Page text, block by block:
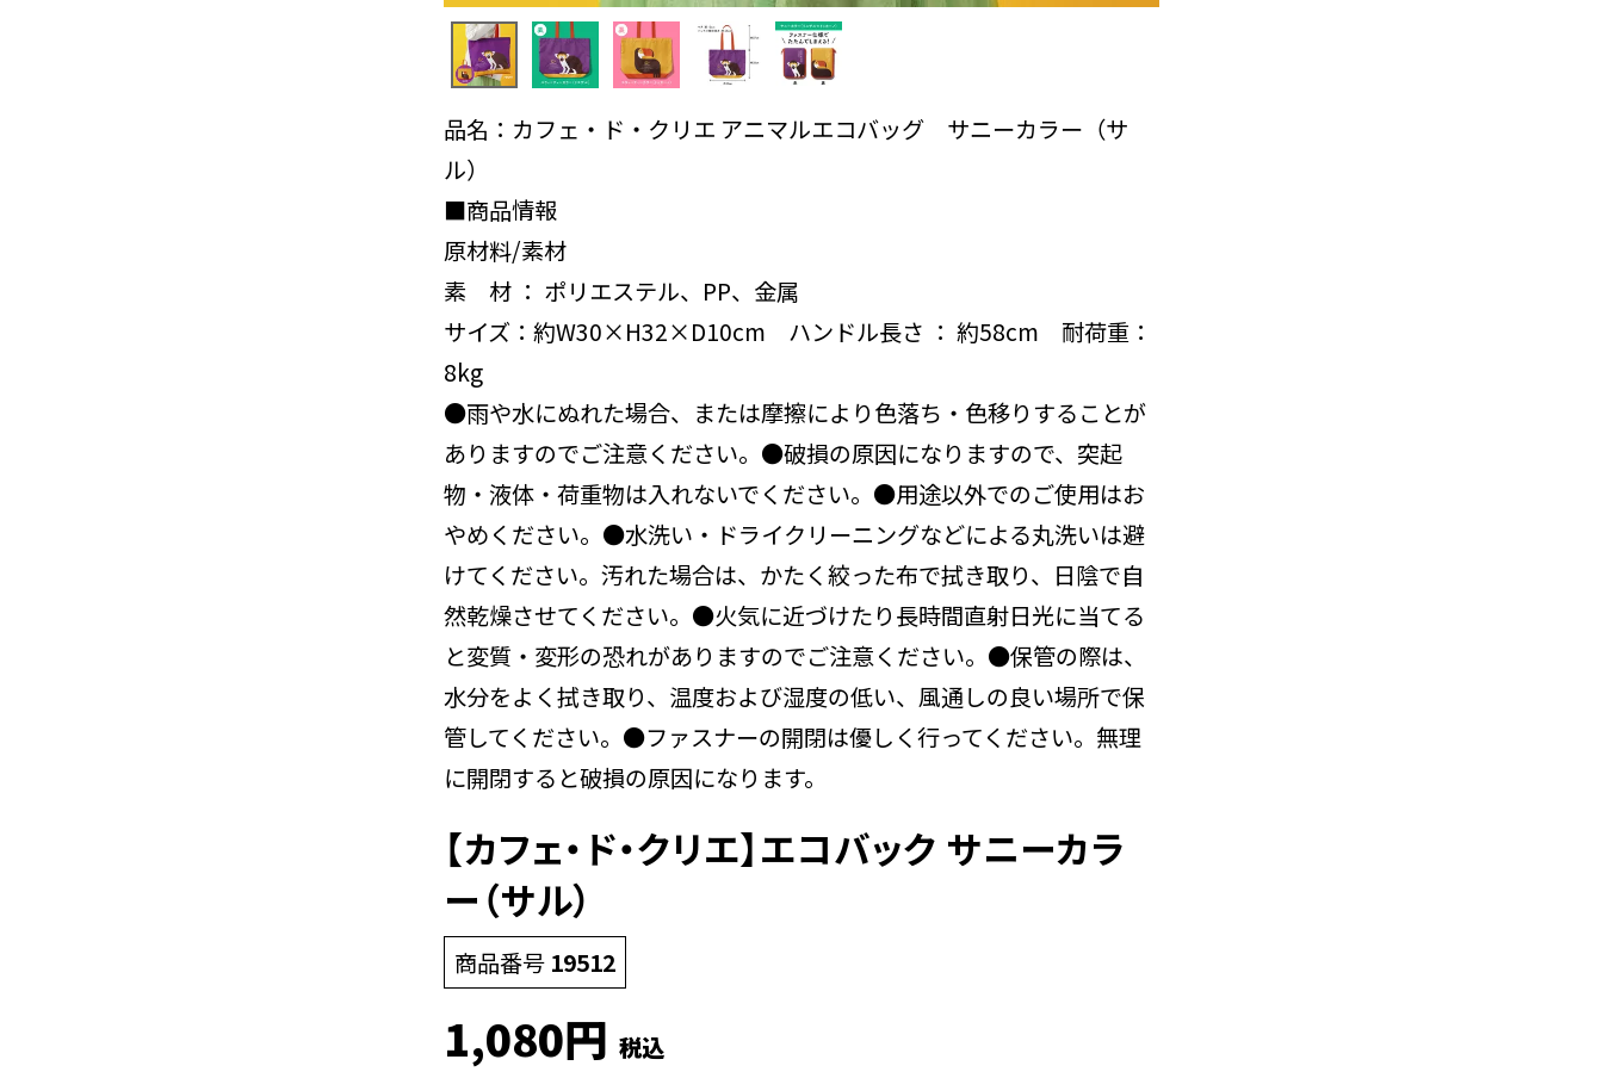
品名：カフェ・ド・クリエ アニマルエコバッグ サニーカラー（サ
ル）
■商品情報
原材料/素材
素 材 ： ポリエステル、PP、金属
サイズ：約W30×H32×D10cm ハンドル長さ ： 約58cm 耐荷重：
8kg
●雨や水にぬれた場合、または摩擦により色落ち・色移りすることが
ありますのでご注意ください。●破損の原因になりますので、突起
物・液体・荷重物は入れないでください。●用途以外でのご使用はお
やめください。●水洗い・ドライクリーニングなどによる丸洗いは避
けてください。汚れた場合は、かたく絞った布で拭き取り、日陰で自
然乾燥させてください。●火気に近づけたり長時間直射日光に当てる
と変質・変形の恐れがありますのでご注意ください。●保管の際は、
水分をよく拭き取り、温度および湿度の低い、風通しの良い場所で保
管してください。●ファスナーの開閉は優しく行ってください。無理
に開閉すると破損の原因になります。
【カフェ・ド・クリエ】エコバック サニーカラ
ー（サル）
商品番号 19512
1,080 税込